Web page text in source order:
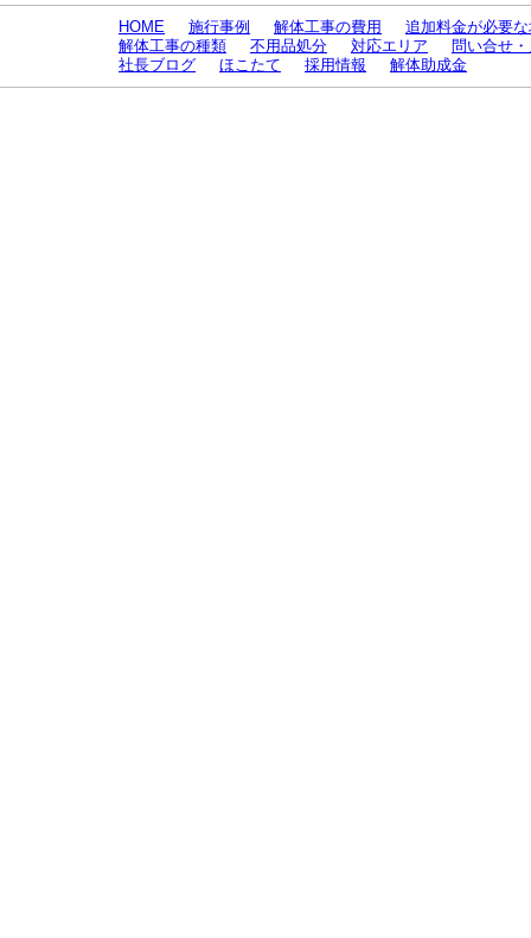
HOME 施行事例 解体工事の費用
追加料金が必要
解体工事の種類
不用品処分 対応エリア
問い合せ
社長ブログ
ほこたて 採用情報 解体助成金